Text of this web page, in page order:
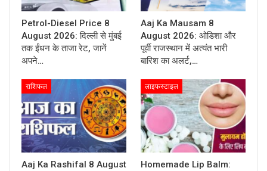
Petrol-Diesel Price 8
August 2026: दिल्ली से मुंबई
तक ईंधन के ताजा रेट, जानें
अपने…
Aaj Ka Mausam 8
August 2026: ओडिशा और
पूर्वी राजस्थान में अत्यंत भारी
बारिश का अलर्ट,…
राशिफल
Aaj Ka Rashifal 8 August
लाइफस्टाइल
Homemade Lip Balm: